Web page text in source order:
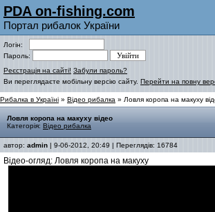
PDA on-fishing.com
Портал рибалок України
Логін:
Пароль:
Реєстрація на сайті! Забули пароль?
Ви переглядаєте мобільну версію сайту. Перейти на повну
Рибалка в Україні » Відео рибалка » Ловля коропа на макуху
Ловля коропа на макуху відео
Категорія: Відео рибалка
автор: admin | 9-06-2012, 20:49 | Переглядів: 16784
Відео-огляд: Ловля коропа на макуху